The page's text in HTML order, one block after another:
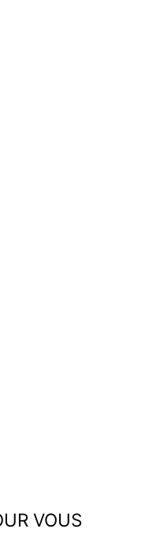
VOUS